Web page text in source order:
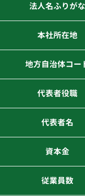
法人名ふりがな
本社所在地
地方自治体コー
代表者役職
代表者名
資本金
従業員数